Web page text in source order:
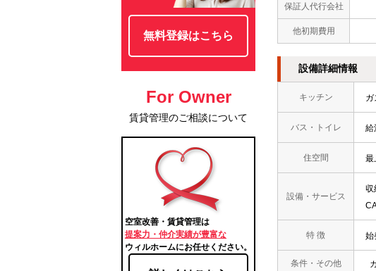
保証人代行会社
他初期費用
設備詳細情報
キッチン ガ
バス・トイレ 給
住空間 最
設備・サービス
収
特 徴 始
条件・その他
無料登録はこちら
For Owner
賃貸管理のご相談について
空室改善・賃貸管理は
提案力・仲介実績が豊富な
ウィルホームにお任せください。